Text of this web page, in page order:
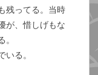
残ってる。当時
が、惜しげもな
。
いる。